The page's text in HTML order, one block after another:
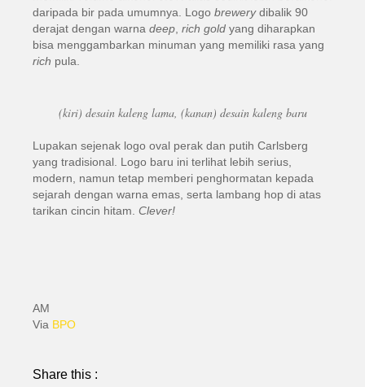
daripada bir pada umumnya. Logo brewerydibalik 90
derajat dengan warna deep rich gold yang diharapkan
bisa menggambarkan minuman yang memiliki rasa yang
rich pula.
(kiri) desain kaleng lama, (kanan) desain kaleng baru
Lupakan sejenak logo oval perak dan putih Carlsberg
yang tradisional. Logo baru ini terlihat lebih serius,
modern, namun tetap memberi penghormatan kepada
sejarah dengan warna emas, serta lambang hop di atas
tarikan cincin hitam. Clever!
AM
Via BPO
Share this :